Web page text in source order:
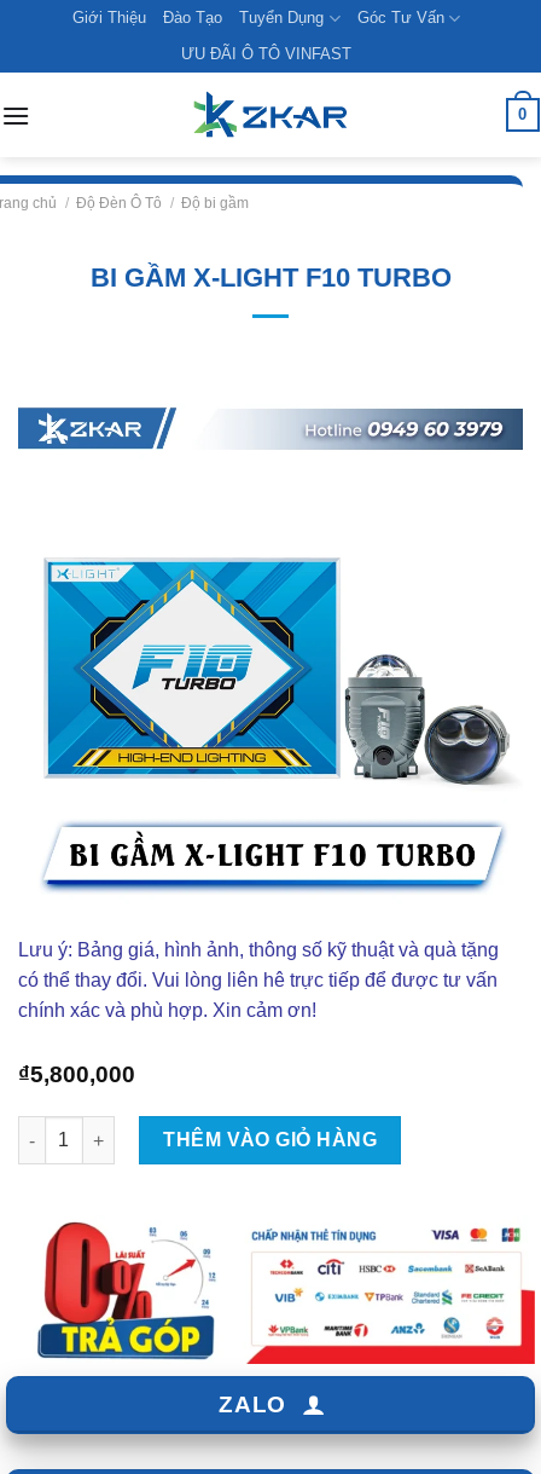
content
Giới Thiệu Đào Tạo Tuyển Dụng
Góc Tư Vấn
ƯU ĐÃI Ô TÔ VINFAST
0
chủ / Độ Đèn Ô Tô / Độ bi gầm
BI GẦM X-LIGHT F10 TURBO
Lưu ý: Bảng giá, hình ảnh, thông số kỹ thuật và quà tặng
có thể thay đổi. Vui lòng liên hê trực tiếp để được tư vấn
chính xác và phù hợp. Xin cảm ơn!
₫5,800,000
BI GẦM X-LIGHT F10 TURBO số lượng
THÊM VÀO GIỎ HÀNG
ZALO